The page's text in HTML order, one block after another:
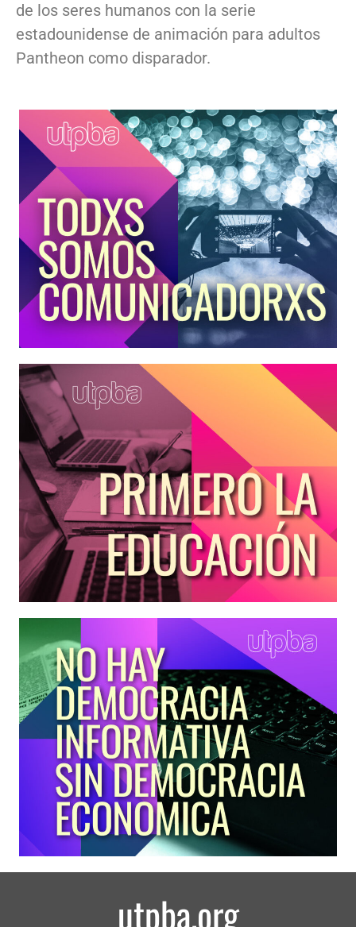
de los seres humanos con la serie
estadounidense de animación para adultos
Pantheon como disparador.
utpba.org